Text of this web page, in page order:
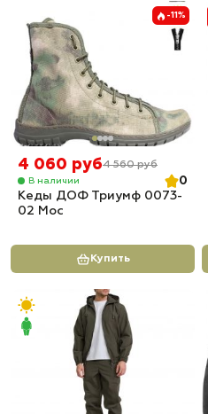
-11%
4 060 руб4 560 руб
В наличии
0
Кеды ДОФ Триумф 0073-
02 Мос
Купить